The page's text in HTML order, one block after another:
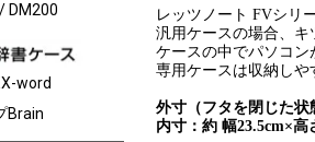
DM200
word
Brain
レッツノート FVシリ
汎用ケースの場合、キ
ケースの中でパソコン
専用ケースは収納しや
外寸（フタを閉じた状
内寸：約 幅23.5cm×高